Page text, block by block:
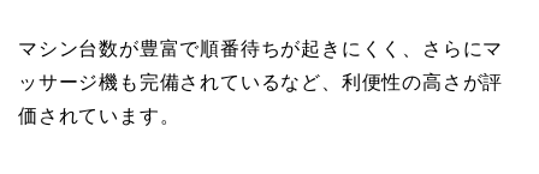
マシン台数が豊富で順番待ちが起きにくく、さらにマ
ッサージ機も完備されているなど、利便性の高さが評
価されています。